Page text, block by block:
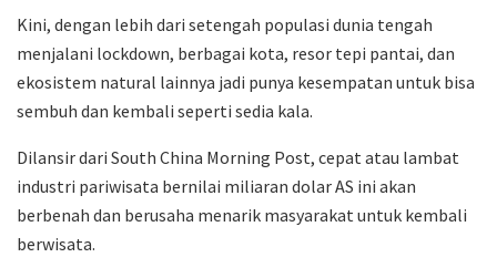
Kini, dengan lebih dari setengah populasi dunia tengah
menjalani lockdown, berbagai kota, resor tepi pantai, dan
ekosistem natural lainnya jadi punya kesempatan untuk bisa
sembuh dan kembali seperti sedia kala.
Dilansir dari South China Morning Post, cepat atau lambat
industri pariwisata bernilai miliaran dolar AS ini akan
berbenah dan berusaha menarik masyarakat untuk kembali
berwisata.